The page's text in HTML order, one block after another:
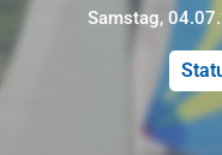
Samstag,